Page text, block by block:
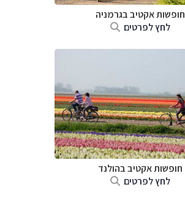
חופשות אקטיב בגרמניה
לחץ לפרטים
חופשות אקטיב בהולנד
לחץ לפרטים